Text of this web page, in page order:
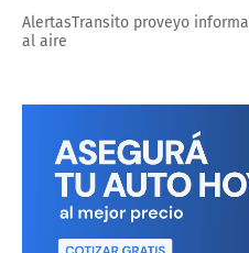
AlertasTransito proveyo
al aire